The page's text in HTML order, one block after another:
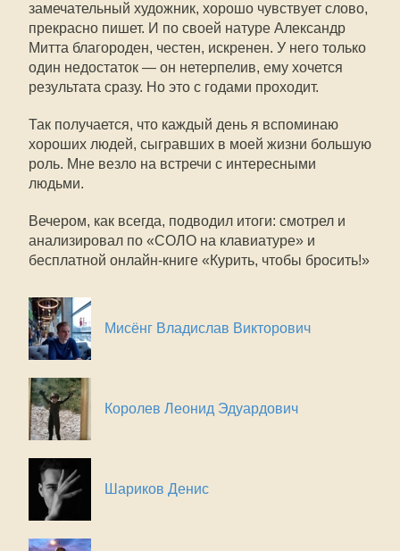
замечательный художник, хорошо чувствует слово,
прекрасно пишет. И по своей натуре Александр
Митта благороден, честен, искренен. У него только
один недостаток — он нетерпелив, ему хочется
результата сразу. Но это с годами проходит.
Так получается, что каждый день я вспоминаю
хороших людей, сыгравших в моей жизни большую
роль. Мне везло на встречи с интересными
людьми.
Вечером, как всегда, подводил итоги: смотрел и
анализировал по «СОЛО на клавиатуре» и
бесплатной онлайн-книге «Курить, чтобы бросить!»
Мисёнг Владислав Викторович
Королев Леонид Эдуардович
Шариков Денис